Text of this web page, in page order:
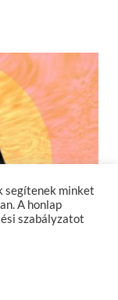
segítenek minket
A honlap
szabályzatot